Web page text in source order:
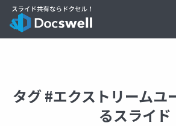
タグ #エクストリームユ
るスライド